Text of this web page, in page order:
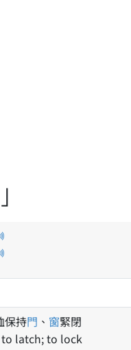
保持門 、 窗緊閉
latch; to lock